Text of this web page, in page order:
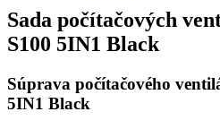
Sada počítačových
S100 5IN1 Black
Súprava počítačového
5IN1 Black